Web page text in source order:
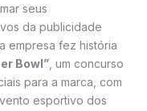
seus
da publicidade
empresa fez história
Bowl”, um concurso
para a marca, com
esportivo dos